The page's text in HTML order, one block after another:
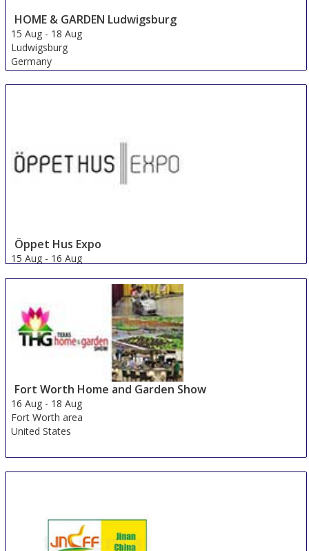
HOME & GARDEN Ludwigsburg
15 Aug - 18 Aug
Ludwigsburg
Germany
Öppet Hus Expo
15 Aug - 16 Aug
Fort Worth Home and Garden Show
16 Aug - 18 Aug
Fort Worth area
United States